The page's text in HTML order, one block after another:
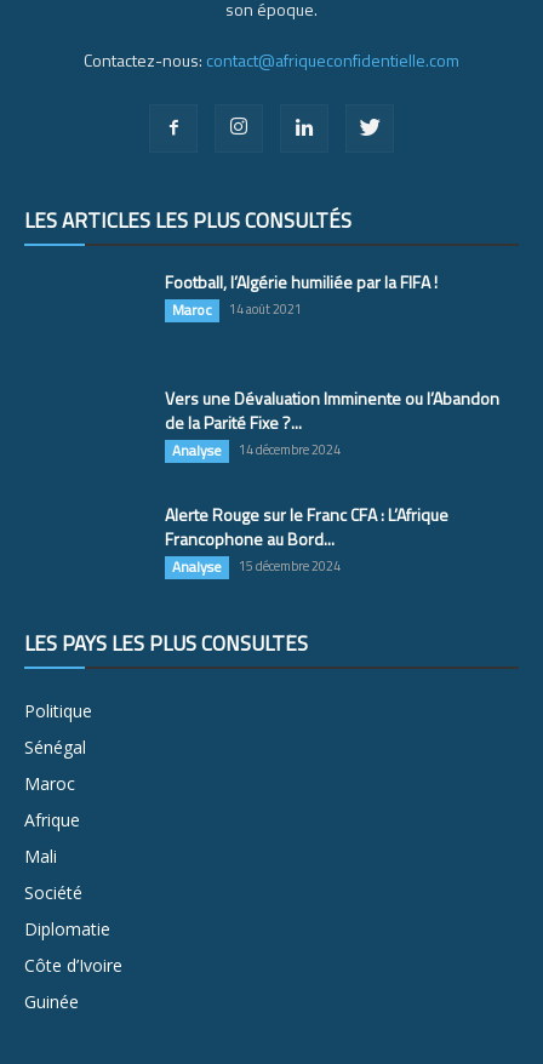
son époque.
Contactez-nous: contact@afriqueconfidentielle.com
LES ARTICLES LES PLUS CONSULTÉS
Football, l’Algérie humiliée par la FIFA !
Maroc 14 août 2021
Vers une Dévaluation Imminente ou l’Abandon
de la Parité Fixe ?...
Analyse 14 décembre 2024
Alerte Rouge sur le Franc CFA : L’Afrique
Francophone au Bord...
Analyse 15 décembre 2024
LES PAYS LES PLUS CONSULTÉS
Politique
Sénégal
Maroc
Afrique
Mali
Société
Diplomatie
Côte d’Ivoire
Guinée